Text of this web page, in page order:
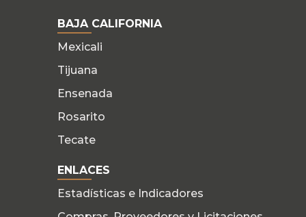
BAJA CALIFORNIA
Mexicali
Tijuana
Ensenada
Rosarito
Tecate
ENLACES
Estadísticas e Indicadores